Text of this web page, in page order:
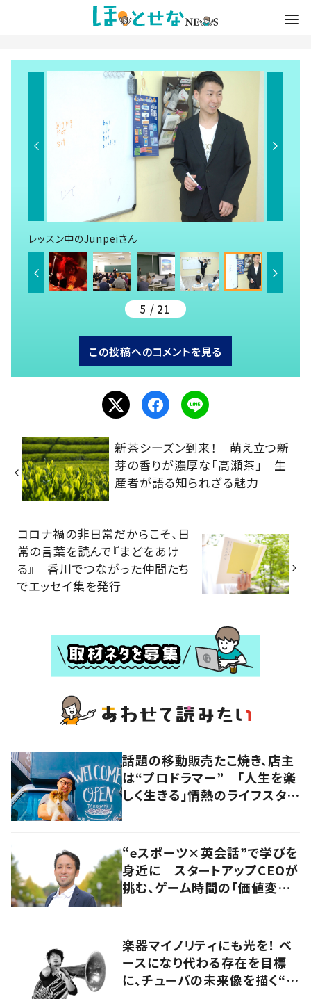
レッスン中のJunpeiさん
5 / 21
この投稿へのコメントを見る
新茶シーズン到来！ 萌え立つ新
芽の香りが濃厚な「高瀬茶」 生
産者が語る知られざる魅力
コロナ禍の非日常だからこそ、日
常の言葉を読んで『まどをあけ
る』 香川でつながった仲間たち
でエッセイ集を発行
話題の移動販売たこ焼き、店主
は“プロドラマー” 「人生を楽
しく生きる」情熱のライフスタイ
“eスポーツ×英会話”で学びを
身近に スタートアップCEOが
挑む、ゲーム時間の「価値変容」
楽器マイノリティにも光を！ ベ
ースになり代わる存在を目標
に、チューバの未来像を描く“ブ